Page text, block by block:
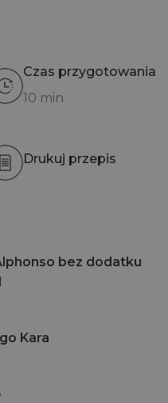
Czas przygotowania
10 min
Drukuj przepis
bez dodatku
Kara